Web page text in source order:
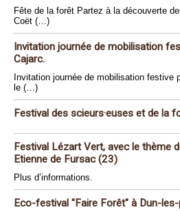
Fête de la forêt Partez à la découverte
Coët (…)
Invitation journée de mobilisation
Cajarc.
Invitation journée de mobilisation festive
le (…)
Festival des scieurs·euses et de la
Festival Lézart Vert, avec le thème
Etienne de Fursac (23)
Plus d’informations.
Eco-festival "Faire Forêt" à Dun-